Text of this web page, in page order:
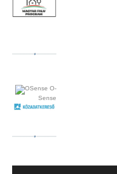
O-
Sense